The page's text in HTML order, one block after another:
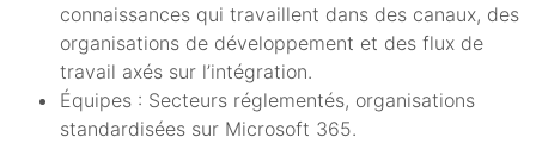
connaissances qui travaillent dans des canaux, des
organisations de développement et des flux de
travail axés sur l’intégration.
Équipes : Secteurs réglementés, organisations
standardisées sur Microsoft 365.